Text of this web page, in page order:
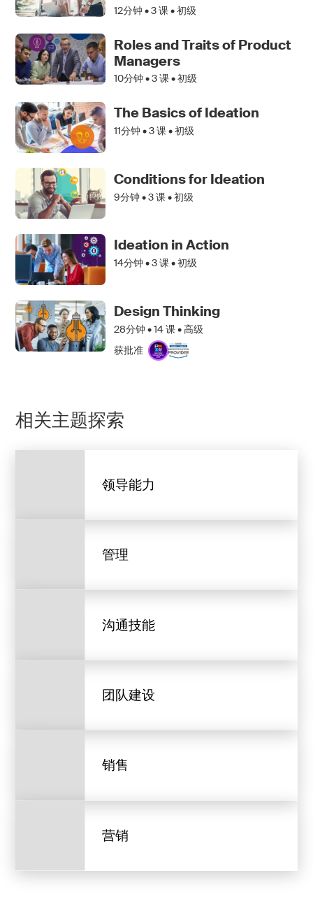
12分钟 •3课 • 初级
Roles and Traits of Product
Managers
10分钟 •3课 • 初级
The Basics of Ideation
11分钟 •3课 • 初级
Conditions for Ideation
9分钟 •3课 • 初级
Ideation in Action
14分钟 •3课 • 初级
Design Thinking
28分钟 •14课 • 高级
获批准
相关主题探索
领导能力
管理
沟通技能
团队建设
销售
营销